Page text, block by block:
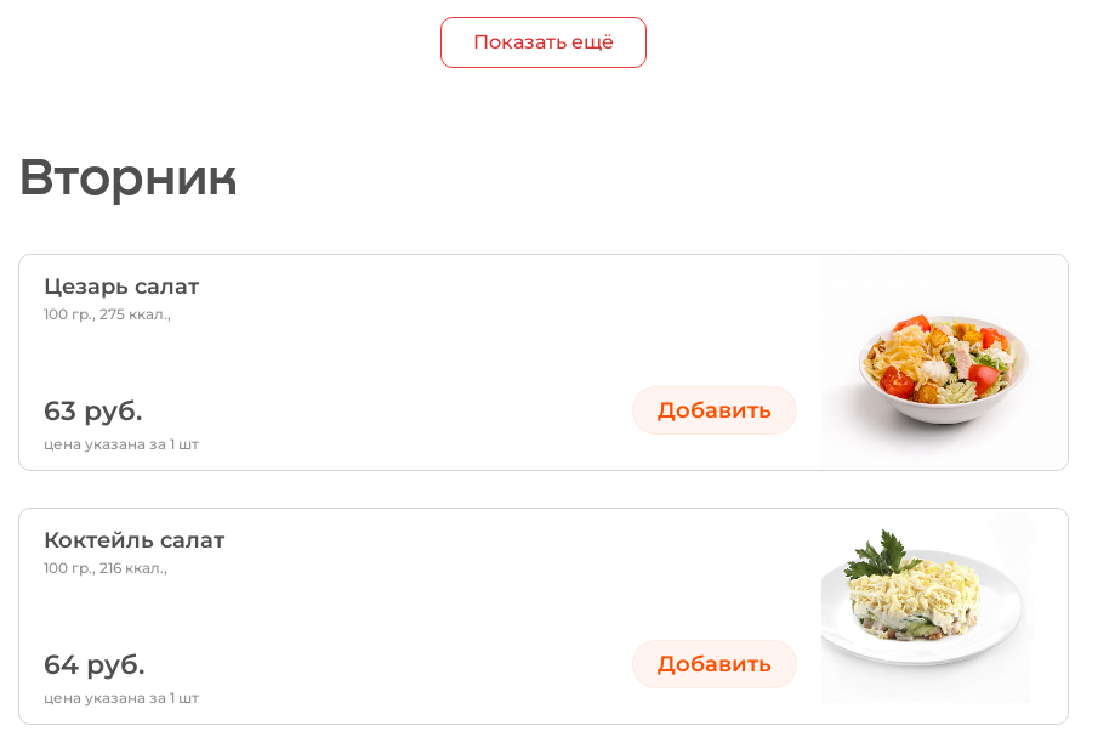
Показать ещё
Вторник
Цезарь салат
100 гр., 275 ккал.,
63 руб. Добавить
цена указана за 1 шт
Коктейль салат
100 гр., 216 ккал.,
64 руб. Добавить
цена указана за 1 шт